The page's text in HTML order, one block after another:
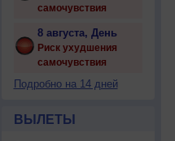
самочувствия
8 августа, День
Риск ухудшения
самочувствия
Подробно на 14 дней
ВЫЛЕТЫ